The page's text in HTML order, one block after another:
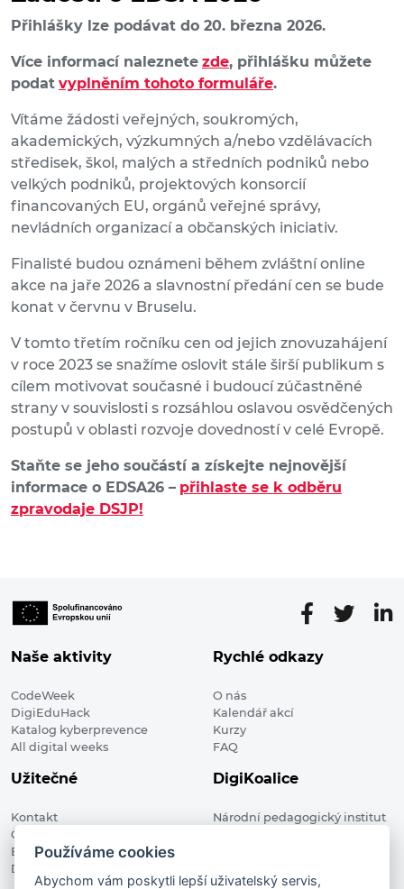
Přihlášky lze podávat do 20. března 2026.
Více informací naleznete zde, přihlášku můžete
podat vyplněním tohoto formuláře.
Vítáme žádosti veřejných, soukromých,
akademických, výzkumných a/nebo vzdělávacích
středisek, škol, malých a středních podniků nebo
velkých podniků, projektových konsorcií
financovaných EU, orgánů veřejné správy,
nevládních organizací a občanských iniciativ.
Finalisté budou oznámeni během zvláštní online
akce na jaře 2026 a slavnostní předání cen se bude
konat v červnu v Bruselu.
V tomto třetím ročníku cen od jejich znovuzahájení
v roce 2023 se snažíme oslovit stále širší publikum s
cílem motivovat současné i budoucí zúčastněné
strany v souvislosti s rozsáhlou oslavou osvědčených
postupů v oblasti rozvoje dovedností v celé Evropě.
Staňte se jeho součástí a získejte nejnovější
informace o EDSA26 – přihlaste se k odběru
zpravodaje DSJP!
Naše aktivity
CodeWeek
DigiEduHack
Katalog kyberprevence
All digital weeks
Rychlé odkazy
O nás
Kalendář akcí
Kurzy
FAQ
Užitečné
Kontakt
Členské organizace
Blog
Digitalizace ve vzdělávání
DigiKoalice
Národní pedagogický institut
Používáme cookies
Abychom vám poskytli lepší uživatelský servis,